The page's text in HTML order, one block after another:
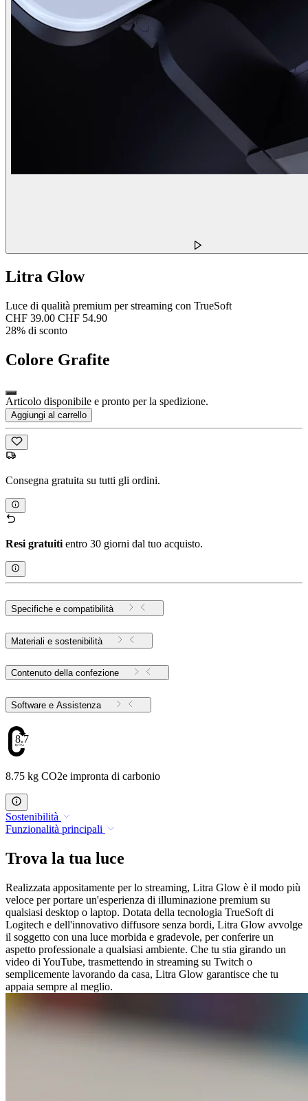
Litra Glow
Luce di qualità premium per streaming con TrueSoft
CHF 39.00 CHF 54.90
28% di sconto
Colore Grafite
Articolo disponibile e pronto per la spedizione.
Aggiungi al carrello
Consegna gratuita su tutti gli ordini.
Resi gratuitientro 30 giorni dal tuo acquisto.
Specifiche e compatibilità
Materiali e sostenibilità
Contenuto della confezione
Software e Assistenza
8.75
8.75 kg CO2e impronta di carbonio
Sostenibilità
Funzionalità principali
Trova la tua luce
Realizzata appositamente per lo streaming, Litra Glow è il modo più
veloce per portare un'esperienza di illuminazione premium su
qualsiasi desktop o laptop. Dotata della tecnologia TrueSoft di
Logitech e dell'innovativo diffusore senza bordi, Litra Glow avvolge
il soggetto con una luce morbida e gradevole, per conferire un
aspetto professionale a qualsiasi ambiente. Che tu stia girando un
video di YouTube, trasmettendo in streaming su Twitch o
semplicemente lavorando da casa, Litra Glow garantisce che tu
appaia sempre al meglio.